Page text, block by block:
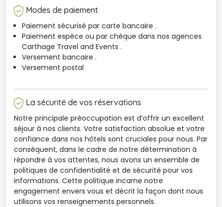
Modes de paiement
Paiement sécurisé par carte bancaire .
Paiement espèce ou par chèque dans nos agences
Carthage Travel and Events .
Versement bancaire .
Versement postal
La sécurité de vos réservations
Notre principale préoccupation est d’offrir un excellent
séjour à nos clients. Votre satisfaction absolue et votre
confiance dans nos hôtels sont cruciales pour nous. Par
conséquent, dans le cadre de notre détermination à
répondre à vos attentes, nous avons un ensemble de
politiques de confidentialité et de sécurité pour vos
informations. Cette politique incarne notre
engagement envers vous et décrit la façon dont nous
utilisons vos renseignements personnels.